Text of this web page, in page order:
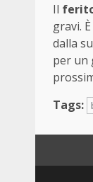
Il
gravi.
dalla
per un
Tags: